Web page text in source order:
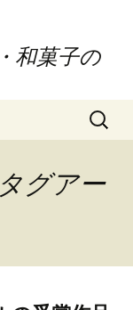
和菓子の
検
索:
グアー